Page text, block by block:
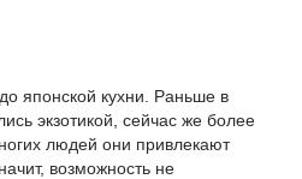
японской кухни. Раньше в
экзотикой, сейчас же более
людей они привлекают
возможность не